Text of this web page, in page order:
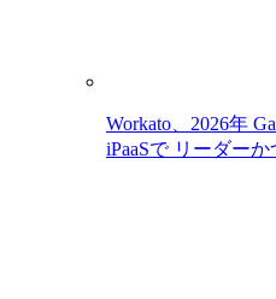
Workato、2026年
iPaaSで リーダーか